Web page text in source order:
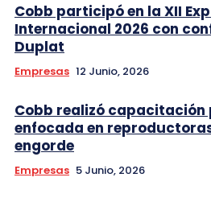
Cobb participó en la XII
Internacional 2026 con
Duplat
Empresas 12 Junio, 2026
Cobb realizó capacitación
enfocada en
engorde
Empresas 5 Junio, 2026